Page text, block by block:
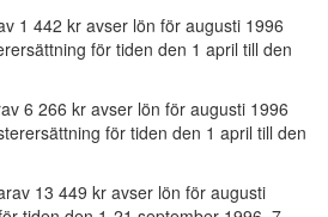
1 442 kr avser lön för augusti 1996
för tiden den 1 april till den
6 266 kr avser lön för augusti 1996
för tiden den 1 april till den
13 449 kr avser lön för augusti